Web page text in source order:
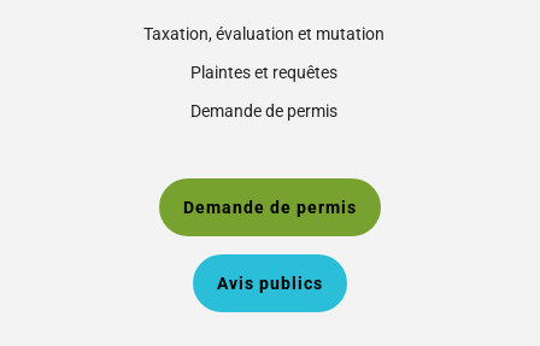
Taxation, évaluation et mutation
Plaintes et requêtes
Demande de permis
Demande de permis
Avis publics